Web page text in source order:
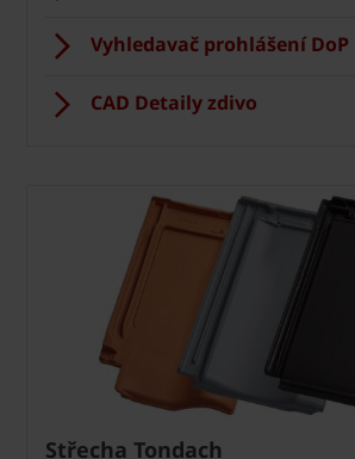
Vyhledavač prohlášení DoP
CAD Detaily zdivo
Střecha Tondach